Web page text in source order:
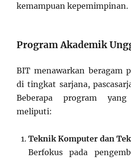
kemampuan kepemimpinan.
Program Akademik
BIT menawarkan beragam
di tingkat sarjana,
Beberapa program
meliputi:
Teknik Komputer dan
Berfokus pada